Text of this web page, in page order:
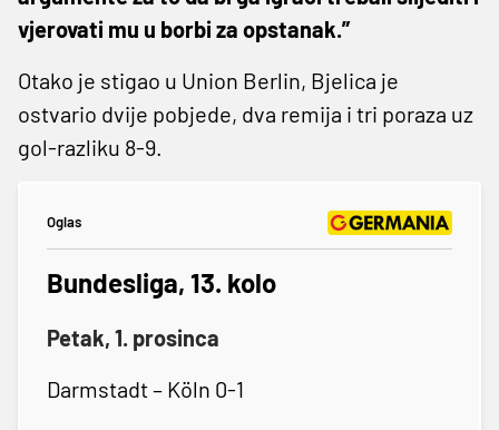
vjerovati mu u borbi za opstanak.”
Otako je stigao u Union Berlin, Bjelica je
ostvario dvije pobjede, dva remija i tri poraza uz
gol-razliku 8-9.
Oglas
Bundesliga, 13. kolo
Petak, 1. prosinca
Darmstadt – Köln 0-1